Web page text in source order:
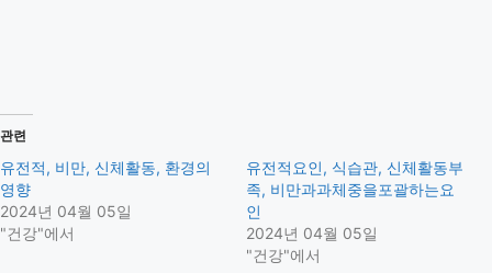
관련
유전적, 비만, 신체활동, 환경의
영향
2024년 04월 05일
"건강"에서
유전적요인, 식습관, 신체활동부
족, 비만과과체중을포괄하는요
인
2024년 04월 05일
"건강"에서